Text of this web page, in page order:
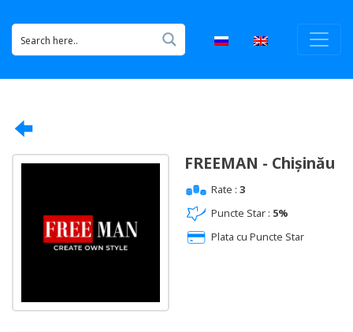
FREEMAN - Chișinău
Rate : 3
Puncte Star : 5%
Plata cu Puncte Star